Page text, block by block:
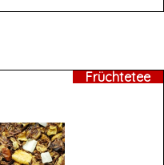
Früchtetee